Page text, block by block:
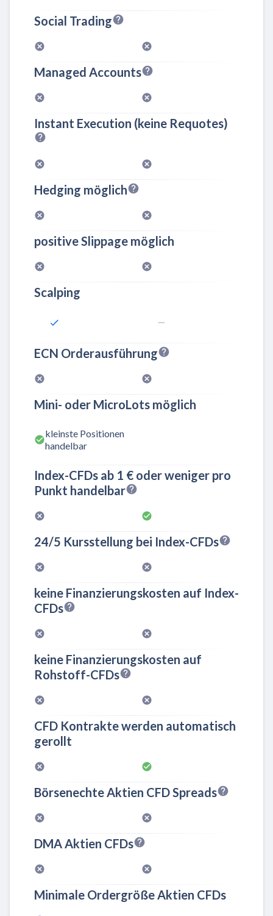
Social Trading
Managed Accounts
Instant Execution (keine Requotes)
Hedging möglich
positive Slippage möglich
Scalping
ECN Orderausführung
Mini- oder MicroLots möglich
kleinste Positionen
handelbar
Index-CFDs ab 1 € oder weniger pro
Punkt handelbar
24/5 Kursstellung bei Index-CFDs
keine Finanzierungskosten auf Index-
CFDs
keine Finanzierungskosten auf
Rohstoff-CFDs
CFD Kontrakte werden automatisch
gerollt
Börsenechte Aktien CFD Spreads
DMA Aktien CFDs
Minimale Ordergröße Aktien CFDs